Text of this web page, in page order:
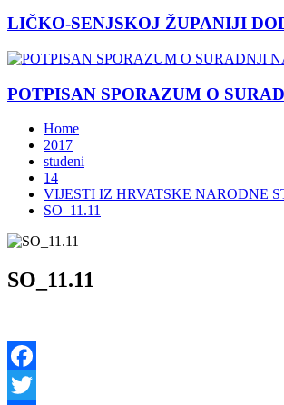
LIČKO-SENJSKOJ ŽUPANIJI
POTPISAN SPORAZUM O
Home
2017
studeni
14
VIJESTI IZ HRVATSKE NARODNE
SO_11.11
SO_11.11
Facebook